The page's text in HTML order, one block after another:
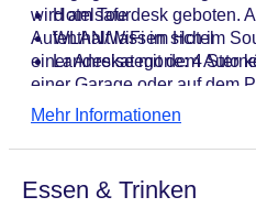
wird am Tourdesk geboten.
Aufenthalt lassen sich im
einer Anreise mit dem Auto
einer Garage oder auf dem
parken. Zum Angebot zählt
Hotelsafe
WLAN/WiFi im Hotel
Landeskategorie: 4
Mehr Informationen
Essen & Trinken